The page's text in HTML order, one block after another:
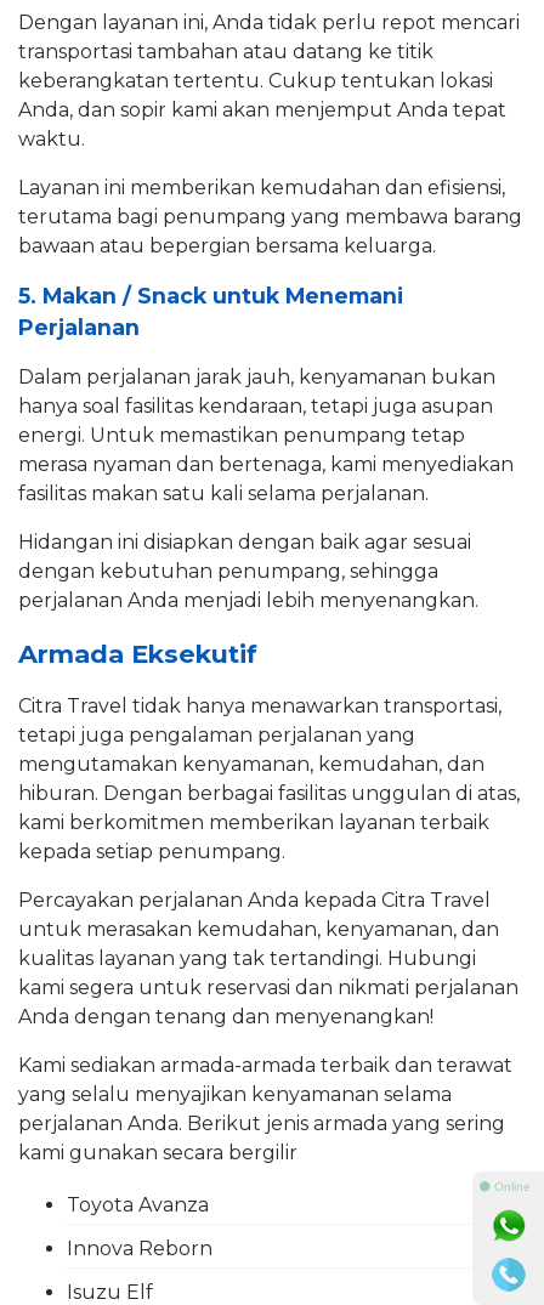
Dengan layanan ini, Anda tidak perlu repot mencari
transportasi tambahan atau datang ke titik
keberangkatan tertentu. Cukup tentukan lokasi
Anda, dan sopir kami akan menjemput Anda tepat
waktu.
Layanan ini memberikan kemudahan dan efisiensi,
terutama bagi penumpang yang membawa barang
bawaan atau bepergian bersama keluarga.
5. Makan / Snack untuk Menemani
Perjalanan
Dalam perjalanan jarak jauh, kenyamanan bukan
hanya soal fasilitas kendaraan, tetapi juga asupan
energi. Untuk memastikan penumpang tetap
merasa nyaman dan bertenaga, kami menyediakan
fasilitas makan satu kali selama perjalanan.
Hidangan ini disiapkan dengan baik agar sesuai
dengan kebutuhan penumpang, sehingga
perjalanan Anda menjadi lebih menyenangkan.
Armada Eksekutif
Citra Travel tidak hanya menawarkan transportasi,
tetapi juga pengalaman perjalanan yang
mengutamakan kenyamanan, kemudahan, dan
hiburan. Dengan berbagai fasilitas unggulan di atas,
kami berkomitmen memberikan layanan terbaik
kepada setiap penumpang.
Percayakan perjalanan Anda kepada Citra Travel
untuk merasakan kemudahan, kenyamanan, dan
kualitas layanan yang tak tertandingi. Hubungi
kami segera untuk reservasi dan nikmati perjalanan
Anda dengan tenang dan menyenangkan!
Kami sediakan armada-armada terbaik dan terawat
yang selalu menyajikan kenyamanan selama
perjalanan Anda. Berikut jenis armada yang sering
kami gunakan secara bergilir
Toyota Avanza
Innova Reborn
Isuzu Elf
⚫ Online